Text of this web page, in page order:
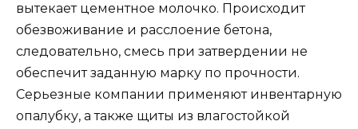
вытекает цементное молочко. Происходит
обезвоживание и расслоение бетона,
следовательно, смесь при затвердении не
обеспечит заданную марку по прочности.
Серьезные компании применяют инвентарную
опалубку, а также щиты из влагостойкой